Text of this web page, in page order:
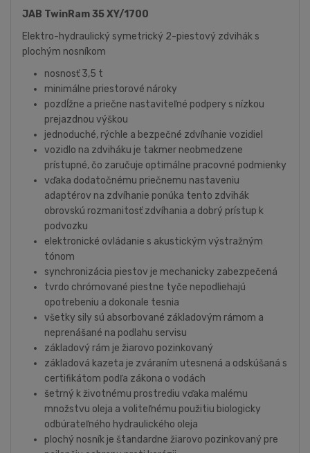
JAB TwinRam 35 XY/1700
Elektro-hydraulický symetrický 2-piestový zdvihák s
plochým nosníkom
nosnosť 3,5 t
minimálne priestorové nároky
pozdĺžne a priečne nastaviteľné podpery s nízkou
prejazdnou výškou
jednoduché, rýchle a bezpečné zdvíhanie vozidiel
vozidlo na zdviháku je takmer neobmedzene
prístupné, čo zaručuje optimálne pracovné podmienky
vďaka dodatočnému priečnemu nastaveniu
adaptérov na zdvíhanie ponúka tento zdvihák
obrovskú rozmanitosť zdvíhania a dobrý prístup k
podvozku
elektronické ovládanie s akustickým výstražným
tónom
synchronizácia piestov je mechanicky zabezpečená
tvrdo chrómované piestne tyče nepodliehajú
opotrebeniu a dokonale tesnia
všetky sily sú absorbované základovým rámom a
neprenášané na podlahu servisu
základový rám je žiarovo pozinkovaný
základová kazeta je zváraním utesnená a odskúšaná s
certifikátom podľa zákona o vodách
šetrný k životnému prostrediu vďaka malému
množstvu oleja a voliteľnému použitiu biologicky
odbúrateľného hydraulického oleja
plochý nosník je štandardne žiarovo pozinkovaný pre